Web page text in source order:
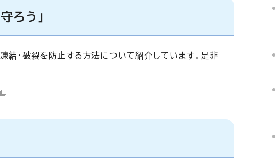
ろう」
・破裂を防止する方法について紹介しています。是非